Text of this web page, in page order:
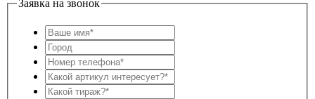
Заявка на звонок